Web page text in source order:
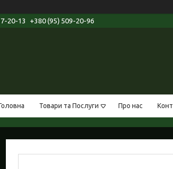
20-13 +380 (95) 509-20-96
Товари та Послуги Про нас